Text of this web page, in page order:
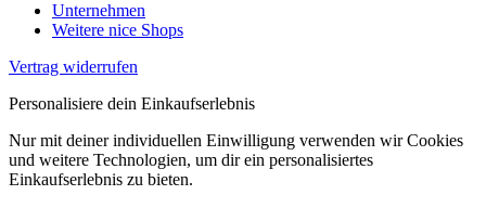
Unternehmen
Weitere nice Shops
Vertrag widerrufen
Personalisiere dein Einkaufserlebnis
Nur mit deiner individuellen Einwilligung verwenden wir Cookies
und weitere Technologien, um dir ein personalisiertes
Einkaufserlebnis zu bieten.